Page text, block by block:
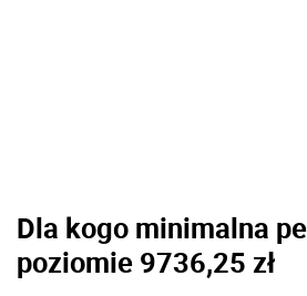
Dla kogo minimalna
poziomie 9736,25 zł